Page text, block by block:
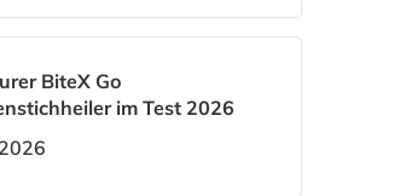
BiteX Go
im Test 2026